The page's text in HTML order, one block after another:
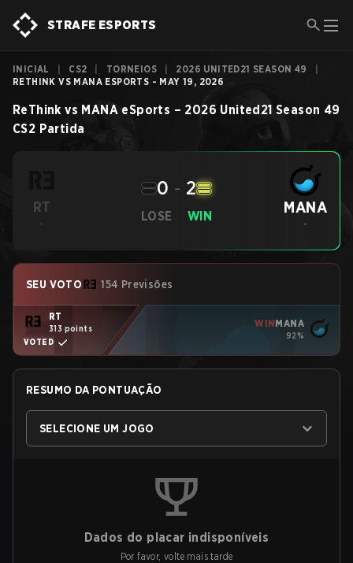
STRAFE ESPORTS
INICIAL CS2 TORNEIOS 2026 UNITED21 SEASON 49
RETHINK VS MANA ESPORTS - MAY 19, 2026
ReThink vs MANA eSports – 2026 United21 Season 49
CS2 Partida
RT
-
LOSE
0 - 2
WIN MANA
-
SEU VOTO 154 Previsões
RT
313 points
VOTED
WINMANA
92%
RESUMO DA PONTUAÇÃO
SELECIONE UM JOGO
Dados do placar indisponíveis
Por favor, volte mais tarde